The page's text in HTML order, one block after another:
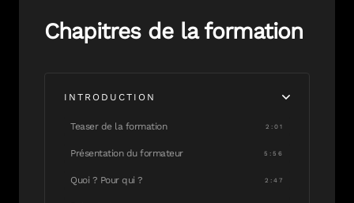
Chapitres de la formation
INTRODUCTION
Teaser de la formation 2:01
Présentation du formateur 5:56
Quoi ? Pour qui ? 2:47